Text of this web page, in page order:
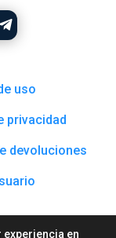
uso
privacidad
devoluciones
en